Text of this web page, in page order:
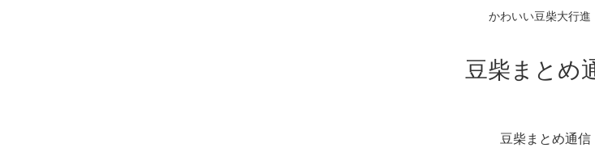
かわいい豆柴大行進
豆柴まとめ
豆柴まとめ通信